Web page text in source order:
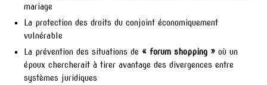
mariage
La protection des droits du conjoint économiquement
vulnérable
La prévention des situations de « forum shopping » où un
époux chercherait à tirer avantage des divergences entre
systèmes juridiques